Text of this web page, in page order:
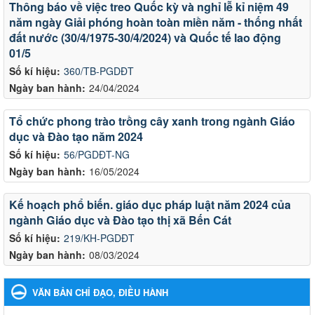
Số kí hiệu: 360/TB-PGDĐT
Ngày ban hành: 24/04/2024
Thông báo về việc treo Quốc kỳ và nghỉ lễ kỉ niệm 49
năm ngày Giải phóng hoàn toàn miền năm - thống nhất
đất nước (30/4/1975-30/4/2024) và Quốc tế lao động
01/5
Số kí hiệu: 56/PGDĐT-NG
Ngày ban hành: 16/05/2024
Tổ chức phong trào trồng cây xanh trong ngành Giáo
dục và Đào tạo năm 2024
Số kí hiệu: 219/KH-PGDĐT
Ngày ban hành: 08/03/2024
Kế hoạch phổ biến. giáo dục pháp luật năm 2024 của
ngành Giáo dục và Đào tạo thị xã Bến Cát
VĂN BẢN CHỈ ĐẠO, ĐIỀU HÀNH